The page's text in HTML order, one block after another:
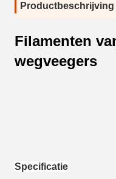
Productbeschrijving
Filamenten
wegveegers
Specificatie